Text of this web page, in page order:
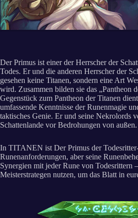
Der Primus ist einer der Herrscher der
Todes. Er und die anderen Herrscher der
gesehen keine Titanen, sondern eine Art
wird. Zusammen bilden sie das „Pantheon
Gegenstück zum Pantheon der Titanen
umfassende Kenntnisse der Runenmagie
taktisches Genie. Er und seine Nekrolords
Schattenlande vor Bedrohungen von außen.
In TITANEN ist Der Primus der
Runenanforderungen, aber seine
Synergien mit jeder Rune von Todesrittern
Meisterstrategen nutzen, um das Blatt in